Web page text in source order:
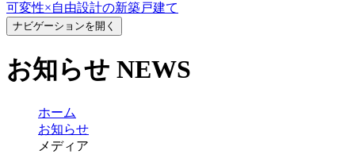
ナビゲーションを開く
お知らせ NEWS
ホーム
お知らせ
メディア